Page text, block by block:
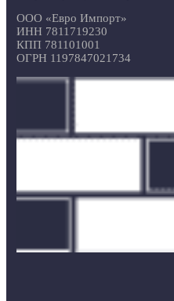
ООО «Евро Импорт»
ИНН 7811719230
КПП 781101001
ОГРН 1197847021734